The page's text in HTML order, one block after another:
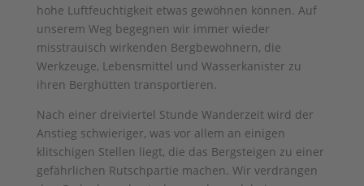
hohe Luftfeuchtigkeit etwas gewöhnen können. Auf
unserem Weg begegnen wir immer wieder
misstrauisch wirkenden Bergbewohnern, die
Werkzeuge, Lebensmittel und Wasserkanister zu
ihren Berghütten transportieren.
Nach einer dreiviertel Stunde Wanderzeit wird der
Anstieg schwieriger, was vor allem an einigen
klitschigen Stellen liegt, die das Bergsteigen zu einer
gefährlichen Rutschpartie machen. Wir verdrängen